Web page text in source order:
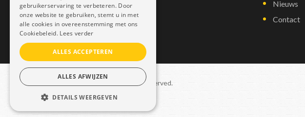
Nieuws
Contact
Copyright © 2021 Dais. All rights reserved.
Sitemap–GDPR
gebruikerservaring te verbeteren. Door
onze website te gebruiken, stemt u in met
alle cookies in overeenstemming met ons
Cookiebeleid. Lees verder
ALLES ACCEPTEREN
ALLES AFWIJZEN
DETAILS WEERGEVEN
STRIKT NOODZAKELIJK